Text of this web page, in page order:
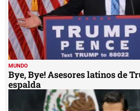
MUNDO
Bye, Bye! Asesores latinos de
espalda